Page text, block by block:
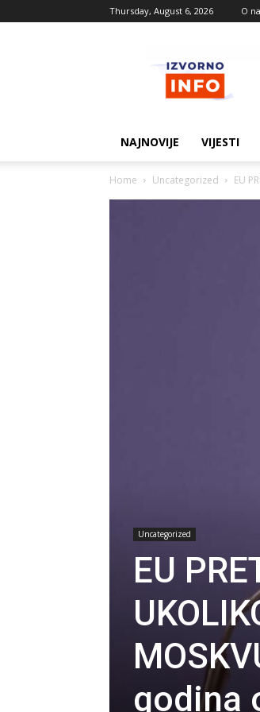
Thursday, August 6, 2026 O
vijesti
NAJNOVIJE VIJESTI
Home Uncategorized EU
Uncategorized
EU
godina